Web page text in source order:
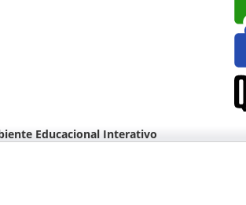
Educacional Interativo